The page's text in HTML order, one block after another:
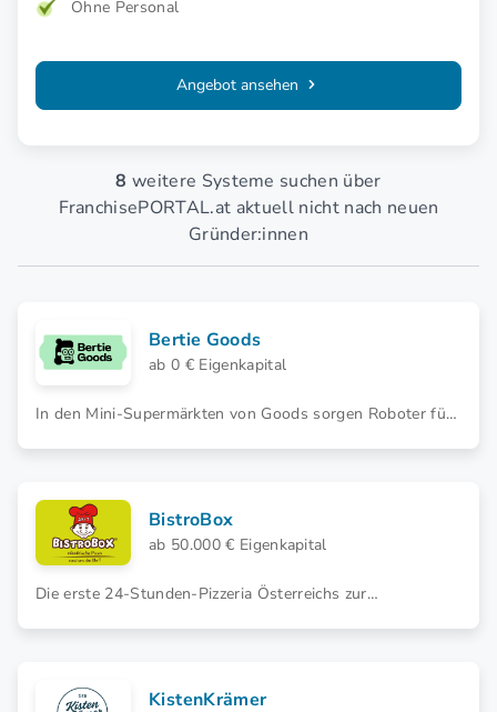
Ohne Personal
Angebot ansehen
8 weitere Systeme suchen über
FranchisePORTAL.at aktuell nicht nach neuen
Gründer:innen
Bertie Goods
ab 0 € Eigenkapital
In den Mini-Supermärkten von Goods sorgen Roboter für
BistroBox
ab 50.000 € Eigenkapital
Die erste 24-Stunden-Pizzeria Österreichs zur
KistenKrämer